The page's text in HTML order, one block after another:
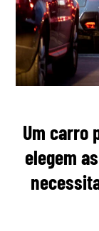
Um carro
elegem